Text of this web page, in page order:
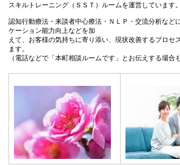
スキルトレーニング（ＳＳＴ）ルームを運営しています。
認知行動療法・来談者中心療法・ＮＬＰ・交流分析など
ケーション能力向上などを加
えて、お客様の気持ちに寄り添い、現状改善するプロセ
ます。
（電話などで「本町相談ルームです」とお伝えする場合